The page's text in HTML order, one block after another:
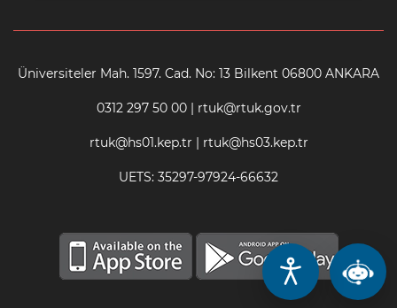
Üniversiteler Mah. 1597. Cad. No: 13 Bilkent 06800 ANKARA
0312 297 50 00 | rtuk@rtuk.gov.tr
rtuk@hs01.kep.tr | rtuk@hs03.kep.tr
UETS: 35297-97924-66632